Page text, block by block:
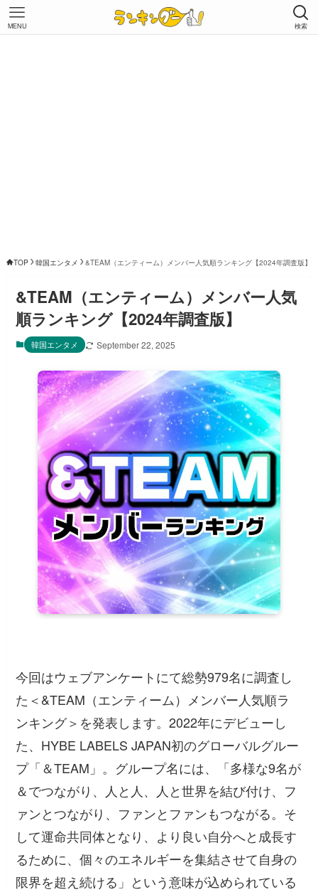
検索
MENU
TOP 韓国エンタメ &TEAM（エンティーム）メンバー人気順ランキング【2024年調査版】
&TEAM（エンティーム）メンバー人気
順ランキング【2024年調査版】
韓国エンタメ September 22, 2025
今回はウェブアンケートにて総勢979名に調査し
た＜&TEAM（エンティーム）メンバー人気順ラ
ンキング＞を発表します。2022年にデビューし
た、HYBE LABELS JAPAN初のグローバルグルー
プ「＆TEAM」。グループ名には、「多様な9名が
＆でつながり、人と人、人と世界を結び付け、フ
ァンとつながり、ファンとファンもつながる。そ
して運命共同体となり、より良い自分へと成長す
るために、個々のエネルギーを集結させて自身の
限界を超え続ける」という意味が込められている